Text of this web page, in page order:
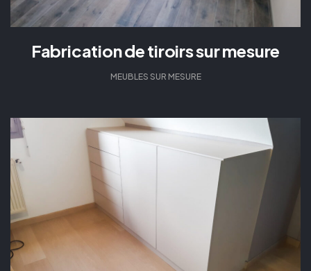
Fabrication de tiroirs sur mesure
MEUBLES SUR MESURE